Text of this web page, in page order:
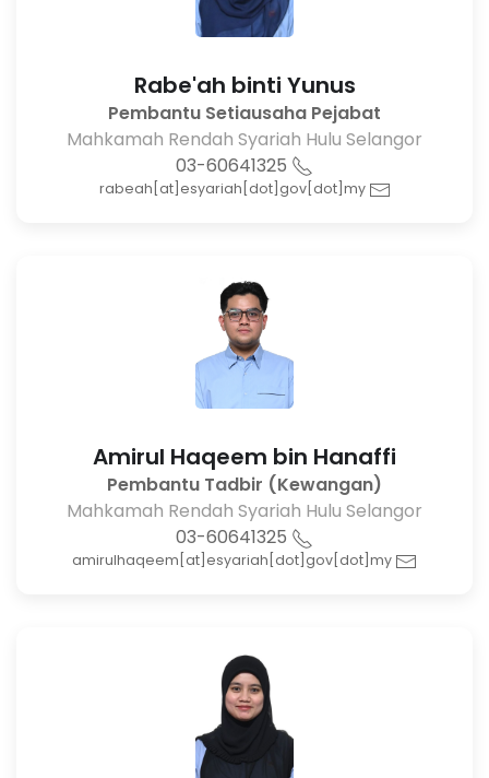
Rabe'ah binti Yunus
Pembantu Setiausaha Pejabat
Mahkamah Rendah Syariah Hulu Selangor
rabeah[at]esyariah[dot]gov[dot]my
Amirul Haqeem bin Hanaffi
Pembantu Tadbir (Kewangan)
Mahkamah Rendah Syariah Hulu Selangor